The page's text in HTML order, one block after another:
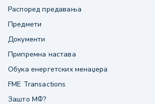
Распоред предавања
Предмети
Документи
Припремна настава
Обука енергетских менаџера
FME Transactions
Зашто МФ?